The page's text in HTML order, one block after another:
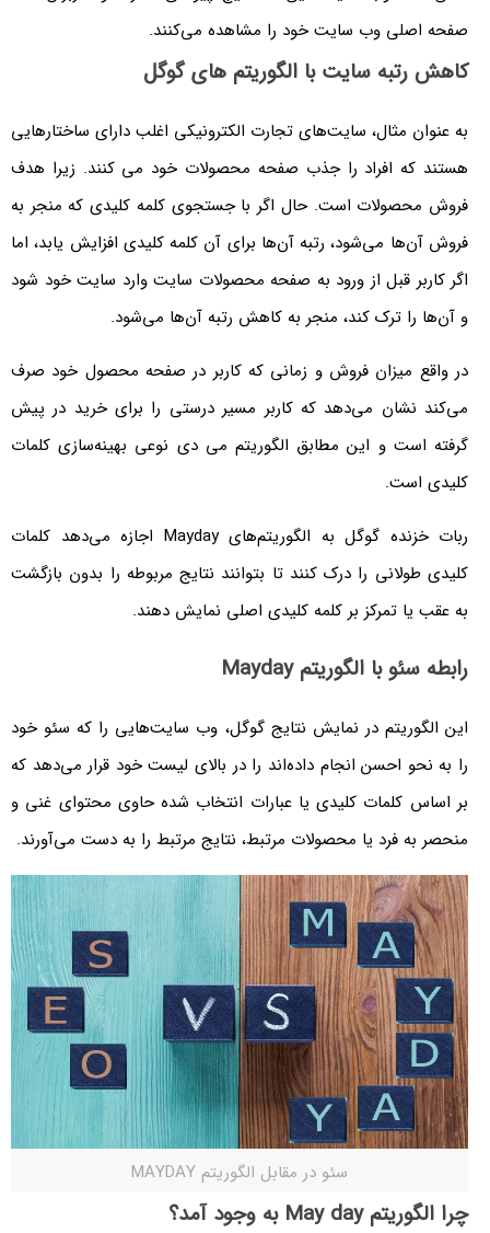
صفحه اصلی وب سایت خود را مشاهده می‌کنند.
کاهش رتبه سایت با الگوریتم های گوگل
به عنوان مثال، سایت‌های تجارت الکترونیکی اغلب دارای ساختارهایی
هستند که افراد را جذب صفحه محصولات خود می کنند. زیرا هدف
فروش محصولات است. حال اگر با جستجوی کلمه کلیدی که منجر به
فروش آن‌ها می‌شود، رتبه آن‌ها برای آن کلمه کلیدی افزایش یابد، اما
اگر کاربر قبل از ورود به صفحه محصولات سایت وارد سایت خود شود
و آن‌ها را ترک کند، منجر به کاهش رتبه آن‌ها می‌شود.
در واقع میزان فروش و زمانی که کاربر در صفحه محصول خود صرف
می‌کند نشان می‌دهد که کاربر مسیر درستی را برای خرید در پیش
گرفته است و این مطابق الگوریتم می دی نوعی بهینه‌سازی کلمات
کلیدی است.
ربات خزنده گوگل به الگوریتم‌های Mayday اجازه می‌دهد کلمات
کلیدی طولانی را درک کنند تا بتوانند نتایج مربوطه را بدون بازگشت
به عقب یا تمرکز بر کلمه کلیدی اصلی نمایش دهند.
رابطه سئو با الگوریتم Mayday
این الگوریتم در نمایش نتایج گوگل، وب سایت‌هایی را که سئو خود
را به نحو احسن انجام داده‌اند را در بالای لیست خود قرار می‌دهد که
بر اساس کلمات کلیدی یا عبارات انتخاب شده حاوی محتوای غنی و
منحصر به فرد یا محصولات مرتبط، نتایج مرتبط را به دست می‌آورند.
سئو در مقابل الگوریتم MAYDAY
چرا الگوریتم May day به وجود آمد؟